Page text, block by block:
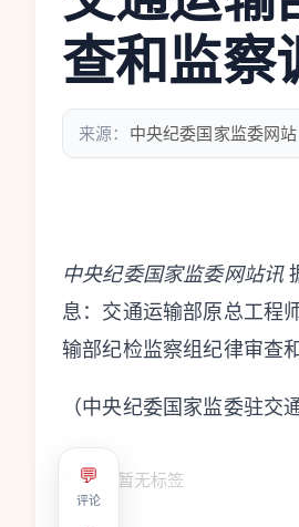
查和监察
来源： 中央纪委国家监委网站
💬
评论
中央纪委国家监委网站讯
息：交通运输部原总工程
输部纪检监察组纪律审查
（中央纪委国家监委驻交
标签： 暂无标签